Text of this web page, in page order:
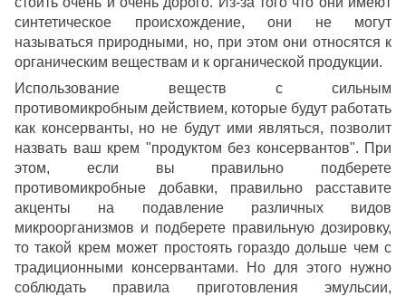
синтетическое происхождение, они не могут
называться природными, но, при этом они относятся к
органическим веществам и к органической продукции.
Использование веществ с сильным
противомикробным действием, которые будут работать
как консерванты, но не будут ими являться, позволит
назвать ваш крем "продуктом без консервантов". При
этом, если вы правильно подберете
противомикробные добавки, правильно расставите
акценты на подавление различных видов
микроорганизмов и подберете правильную дозировку,
то такой крем может простоять гораздо дольше чем с
традиционными консервантами. Но для этого нужно
соблюдать правила приготовления эмульсии,